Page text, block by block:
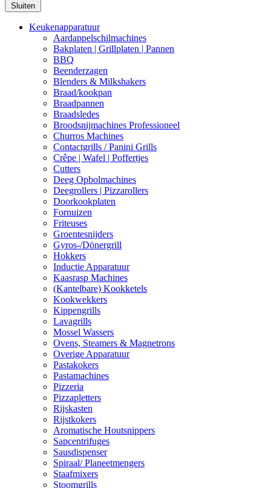
Sluiten
Keukenapparatuur
Aardappelschilmachines
Bakplaten | Grillplaten | Pannen
BBQ
Beenderzagen
Blenders & Milkshakers
Braad/kookpan
Braadpannen
Braadsledes
Broodsnijmachines Professioneel
Churros Machines
Contactgrills / Panini Grills
Crêpe | Wafel | Poffertjes
Cutters
Deeg Opbolmachines
Deegrollers | Pizzarollers
Doorkookplaten
Fornuizen
Friteuses
Groentesnijders
Gyros-/Dönergrill
Hokkers
Inductie Apparatuur
Kaasrasp Machines
(Kantelbare) Kookketels
Kookwekkers
Kippengrills
Lavagrills
Mossel Wassers
Ovens, Steamers & Magnetrons
Overige Apparatuur
Pastakokers
Pastamachines
Pizzeria
Pizzapletters
Rijskasten
Rijstkokers
Aromatische Houtsnippers
Sapcentrifuges
Sausdispenser
Spiraal/ Planeetmengers
Staafmixers
Stoomgrills